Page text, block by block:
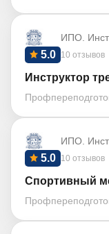
ИПО.
10 отзывов
5.0
Инструктор
ИПО.
10 отзывов
5.0
Спортивный